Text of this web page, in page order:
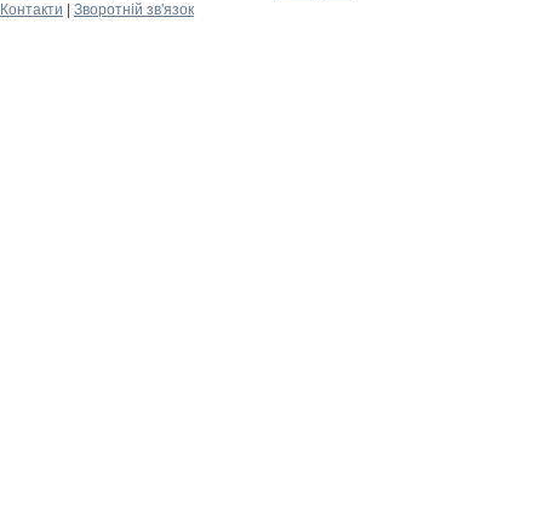
Контакти
Зворотній зв'язок